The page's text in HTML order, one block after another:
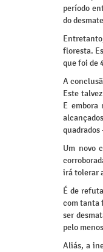
período
do
floresta.
que foi de
A
Este
E embora
quadrados
Um novo
irá tolerar
É de
com tanta
ser
pelo
Aliás, a